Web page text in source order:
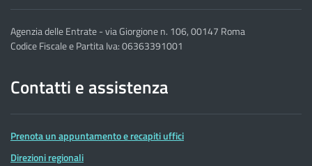
Agenzia delle Entrate - via Giorgione n. 106, 00147 Roma
Codice Fiscale e Partita Iva: 06363391001
Contatti e assistenza
Prenota un appuntamento e recapiti uffici
Direzioni regionali